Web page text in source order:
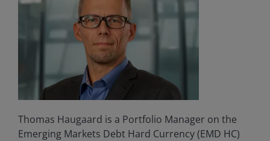
Thomas Haugaard is a Portfolio Manager on the
Emerging Markets Debt Hard Currency (EMD HC)